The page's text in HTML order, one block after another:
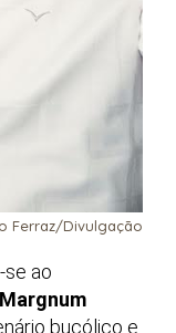
Ferraz/Divulgação
se ao
Margnum
bucólico e